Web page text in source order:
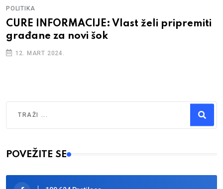
POLITIKA
CURE INFORMACIJE: Vlast želi pripremiti
građane za novi šok
12. MART 2024.
Type 2 or more characters for results.
POVEŽITE SE